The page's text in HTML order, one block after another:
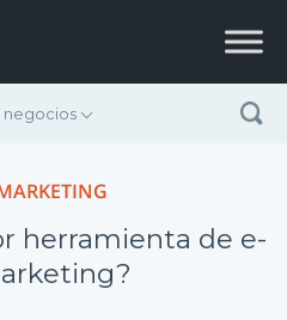
negocios
herramienta de e-